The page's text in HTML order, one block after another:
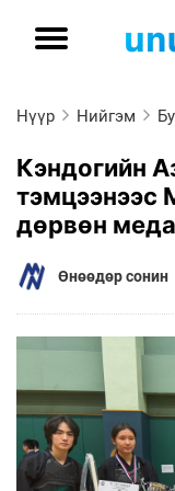
Нүүр Нийгэм
Кэндогийн
тэмцээнээс
дөрвөн
Өнөөдөр сонин